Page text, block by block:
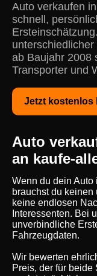
Auto verkaufen
schnell,
ab Baujahr 2008
Transporter und
Jetzt kostenlos
Auto
an kaufe-
Wenn du dein Auto
brauchst du
keine endlosen
Interessenten. Bei
unverbindliche
Fahrzeugdaten.
Wir bewerten
Preis, der für